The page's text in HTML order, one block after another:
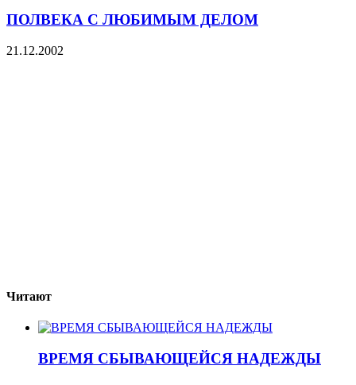
ПОЛВЕКА С ЛЮБИМЫМ ДЕЛОМ
21.12.2002
Читают
ВРЕМЯ СБЫВАЮЩЕЙСЯ НАДЕЖДЫ